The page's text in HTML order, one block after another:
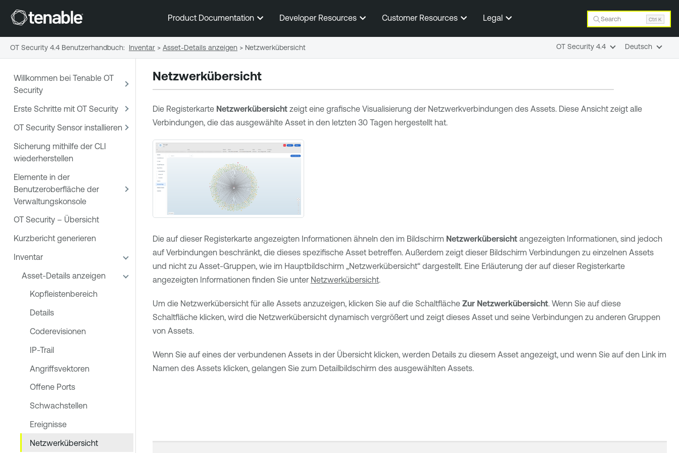
Zum Hauptinhalt springen
Product Documentation Developer Resources Customer Resources Legal Search Ctrl K
Willkommen bei Tenable OT
Security
Erste Schritte mit OT Security
OT Security Sensor installieren
Sicherung mithilfe der CLI
wiederherstellen
Elemente in der
Benutzeroberfläche der
Verwaltungskonsole
OT Security – Übersicht
Kurzbericht generieren
Inventar
Asset-Details anzeigen
Kopfleistenbereich
Details
Coderevisionen
IP-Trail
Angriffsvektoren
Offene Ports
Schwachstellen
Ereignisse
Netzwerkübersicht
Netzwerkübersicht
Die Registerkarte Netzwerkübersichtzeigt eine grafische Visualisierung der Netzwerkverbindungen des Assets. Diese Ansicht zeigt alle
Verbindungen, die das ausgewählte Asset in den letzten 30 Tagen hergestellt hat.
Die auf dieser Registerkarte angezeigten Informationen ähneln den im Bildschirm Netzwerkübersichtangezeigten Informationen, sind jedoch
auf Verbindungen beschränkt, die dieses spezifische Asset betreffen. Außerdem zeigt dieser Bildschirm Verbindungen zu einzelnen Assets
und nicht zu Asset-Gruppen, wie im Hauptbildschirm „Netzwerkübersicht“ dargestellt. Eine Erläuterung der auf dieser Registerkarte
angezeigten Informationen finden Sie unter Netzwerkübersicht.
Um die Netzwerkübersicht für alle Assets anzuzeigen, klicken Sie auf die Schaltfläche Zur Netzwerkübersicht. Wenn Sie auf diese
Schaltfläche klicken, wird die Netzwerkübersicht dynamisch vergrößert und zeigt dieses Asset und seine Verbindungen zu anderen Gruppen
von Assets.
Wenn Sie auf eines der verbundenen Assets in der Übersicht klicken, werden Details zu diesem Asset angezeigt, und wenn Sie auf den Link im
Namen des Assets klicken, gelangen Sie zum Detailbildschirm des ausgewählten Assets.
OT Security 4.4 Benutzerhandbuch: Inventar > Asset-Details anzeigen > Netzwerkübersicht OT Security 4.4 Deutsch